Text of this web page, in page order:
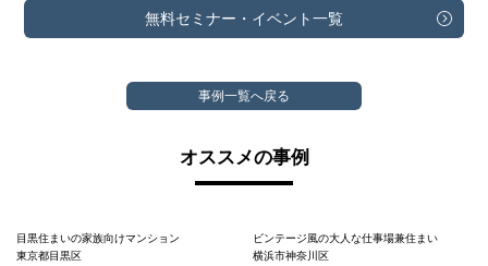
無料セミナー・ イベント一覧
事例一覧へ戻る
オススメの事例
目黒住まいの家族向けマンション
東京都目黒区
ビンテージ風の大人な仕事場兼住まい
横浜市神奈川区